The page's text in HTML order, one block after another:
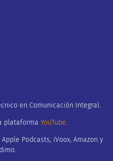
en Comunicación Integral.
plataforma YouTube.
Podcasts, iVoox, Amazon y